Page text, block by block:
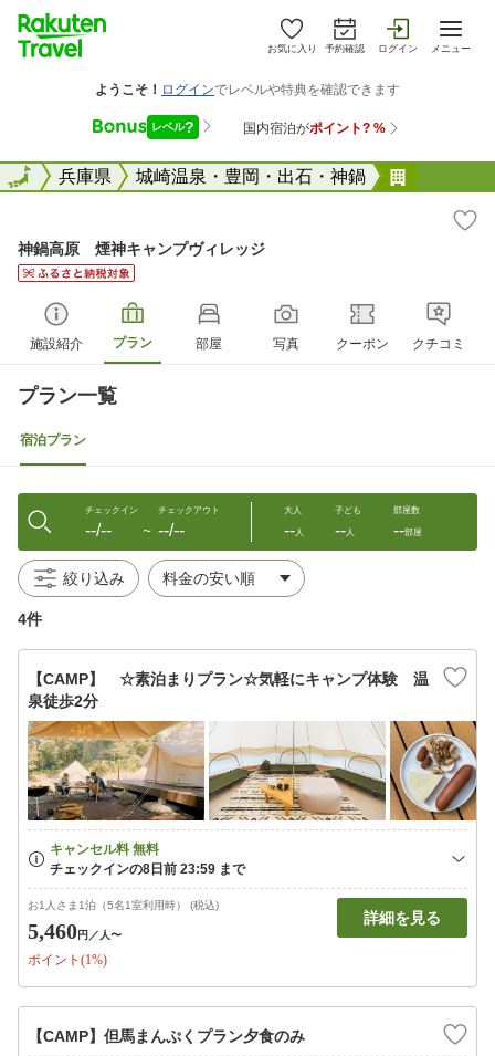
お気に入り 予約確認 ログイン メニュー
全国兵庫県 城崎温泉・豊岡・出石・神鍋
全国
神鍋高原 煙神キャンプヴィレッジ
施設紹介 プラン 部屋 写真 クーポン クチコミ
プラン一覧
宿泊プラン
チェックイン
--/-- 〜
チェックアウト
--/--
大人
--人
子ども
--人
部屋数
--部屋
絞り込み
4件
【CAMP】 ☆素泊まりプラン☆気軽にキャンプ体験 温
泉徒歩2分
お1人さま1泊（5名1室利用時） (税込)
5,460円 ／人〜
ポイント(1%)
詳細を見る
【CAMP】但馬まんぷくプラン夕食のみ